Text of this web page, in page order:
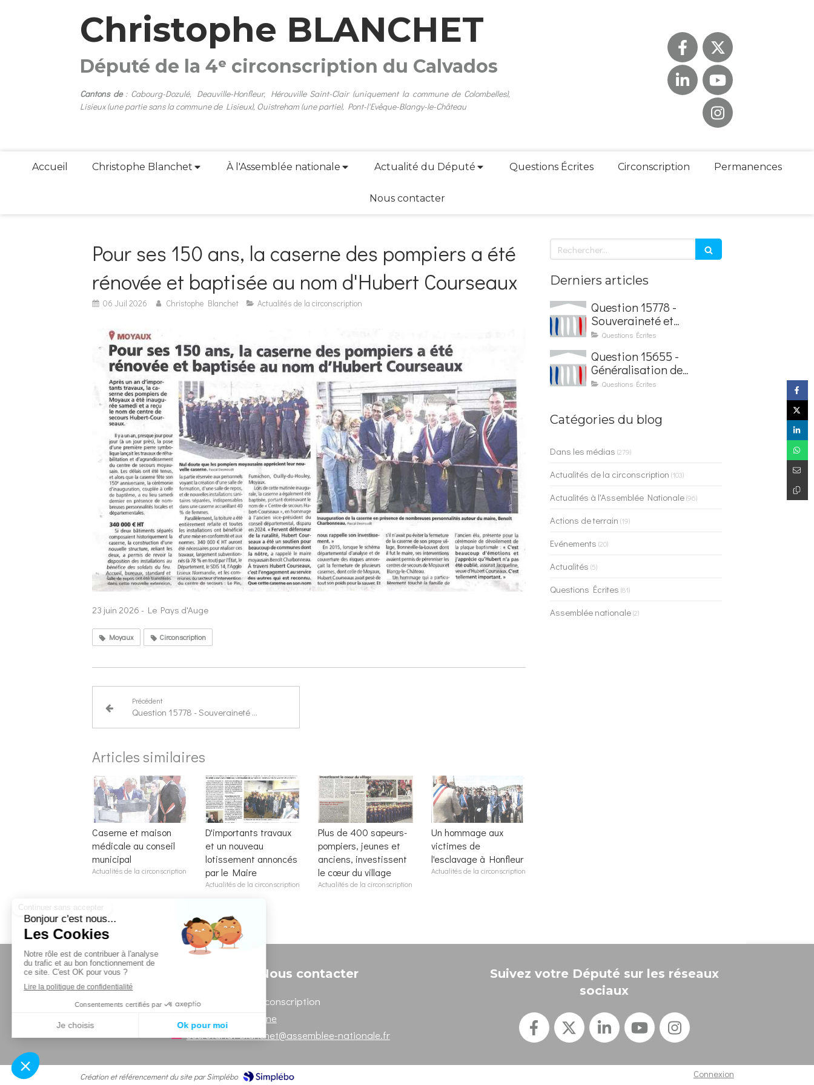
Christophe BLANCHET
Député de la 4ᵉ circonscription du Calvados
Cantons de : Cabourg-Dozulé, Deauville-Honfleur, Hérouville Saint-Clair (uniquement la commune de Colombelles),
Lisieux (une partie sans la commune de Lisieux), Ouistreham (une partie), Pont-l'Evêque-Blangy-le-Château
Accueil Christophe Blanchet À l'Assemblée nationale Actualité du Député Questions Écrites Circonscription Permanences
Nous contacter
Pour ses 150 ans, la caserne des pompiers a été
rénovée et baptisée au nom d'Hubert Courseaux
06 Juil 2026 Christophe Blanchet Actualités de la circonscription
23 juin 2026 - Le Pays d'Auge
Moyaux Circonscription
Précédent
Question 15778 - Souveraineté et sécurisation de la facturation électronique
Articles similaires
Caserne et maison
médicale au conseil
municipal
Actualités de la circonscription
D'importants travaux
et un nouveau
lotissement annoncés
par le Maire
Actualités de la circonscription
Plus de 400 sapeurs-
pompiers, jeunes et
anciens, investissent
le cœur du village
Actualités de la circonscription
Un hommage aux
victimes de
l'esclavage à Honfleur
Actualités de la circonscription
Rechercher
Derniers articles
Question 15778 -
Souveraineté et
sécurisation de la
Questions Écrites
Question 15655 -
Généralisation de
l'application France
Questions Écrites
Catégories du blog
Dans les médias (279)
Actualités de la circonscription (103)
Actualités à l'Assemblée Nationale(96)
Actions de terrain (19)
Evénements (20)
Actualités (5)
Questions Écrites (81)
Assemblée nationale(2)
Nous contacter
Secrétariat en circonscription
Afficher le téléphone
secretariat-blanchet@assemblee-nationale.fr
Suivez votre Député sur les réseaux
sociaux
Création et référencement du site par Simplébo Connexion